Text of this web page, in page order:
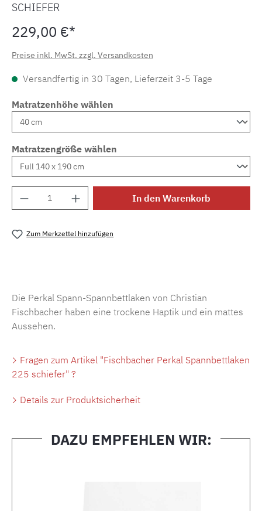
SCHIEFER
229,00 €*
Preise inkl. MwSt. zzgl. Versandkosten
Versandfertig in 30 Tagen, Lieferzeit 3-5 Tage
Matratzenhöhe wählen
Matratzengröße wählen
Produkt Anzahl: Gib den gewünschten
In den Warenkorb
Zum Merkzettel hinzufügen
Die Perkal Spann-Spannbettlaken von Christian
Fischbacher haben eine trockene Haptik und ein mattes
Aussehen.
Fragen zum Artikel "Fischbacher Perkal Spannbettlaken
225 schiefer" ?
Details zur Produktsicherheit
DAZU EMPFEHLEN WIR: